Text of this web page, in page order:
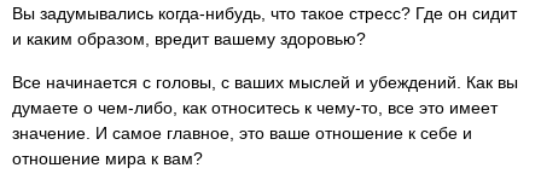
Вы задумывались когда-нибудь, что такое стресс? Где он сидит
и каким образом, вредит вашему здоровью?
Все начинается с головы, с ваших мыслей и убеждений. Как вы
думаете о чем-либо, как относитесь к чему-то, все это имеет
значение. И самое главное, это ваше отношение к себе и
отношение мира к вам?